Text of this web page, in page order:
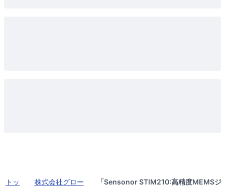
トッ
株式会社グロー
「Sensonor STIM210:高精度MEMSジ